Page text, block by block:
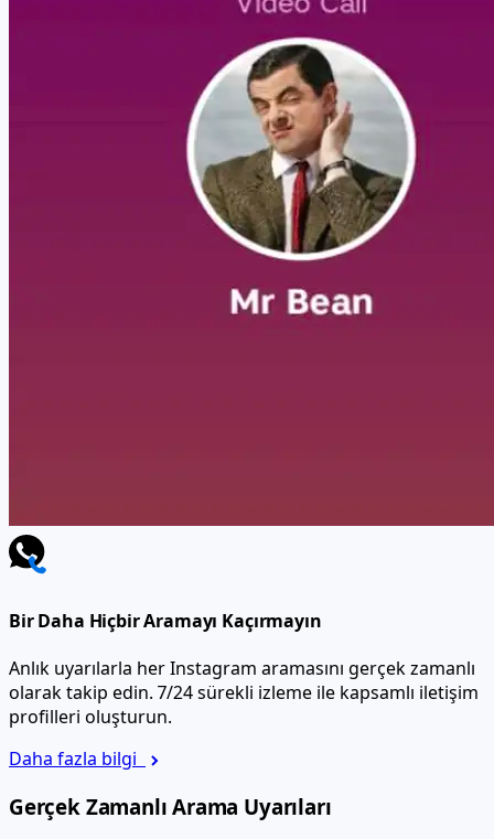
Bir Daha Hiçbir Aramayı Kaçırmayın
Anlık uyarılarla her Instagram aramasını gerçek zamanlı
olarak takip edin. 7/24 sürekli izleme ile kapsamlı iletişim
profilleri oluşturun.
Daha fazla bilgi
Gerçek Zamanlı Arama Uyarıları